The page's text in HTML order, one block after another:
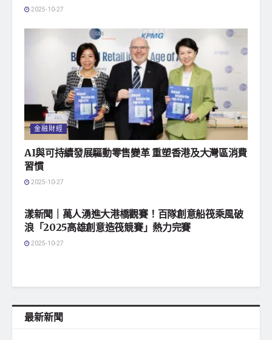
2025-10-27
金融財經
AI與可持續發展驅動零售變革 重塑香港及大灣區消費
習慣
2025-10-27
漾新聞｜萬人湧進大港橋觀賽！百隊創意船筏乘風破
浪「2025高雄創意造筏競賽」熱力完賽
2025-10-27
最新新聞